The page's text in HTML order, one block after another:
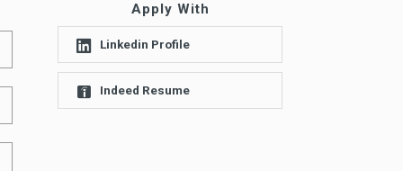
Apply With
Linkedin Profile
Indeed Resume